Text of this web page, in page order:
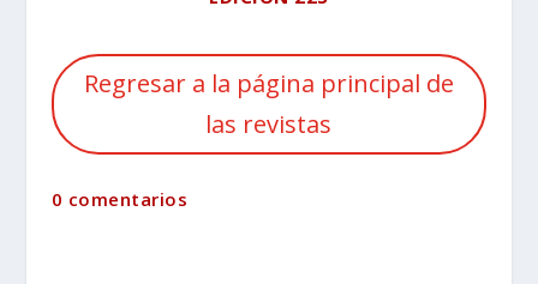
Regresar a la página principal de
las revistas
0 comentarios